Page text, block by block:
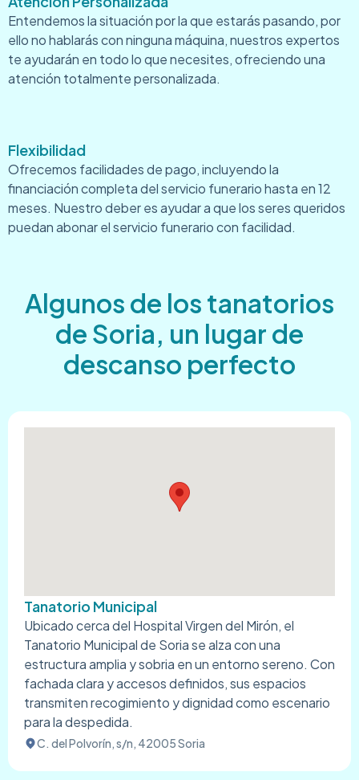
Entendemos la situación por la que estarás pasando, por
ello no hablarás con ninguna máquina, nuestros expertos
te ayudarán en todo lo que necesites, ofreciendo una
atención totalmente personalizada.
Flexibilidad
Ofrecemos facilidades de pago, incluyendo la
financiación completa del servicio funerario hasta en 12
meses. Nuestro deber es ayudar a que los seres queridos
puedan abonar el servicio funerario con facilidad.
Algunos de los tanatorios
de Soria, un lugar de
descanso perfecto
Tanatorio Municipal
Ubicado cerca del Hospital Virgen del Mirón, el
Tanatorio Municipal de Soria se alza con una
estructura amplia y sobria en un entorno sereno. Con
fachada clara y accesos definidos, sus espacios
transmiten recogimiento y dignidad como escenario
para la despedida.
C. del Polvorín, s/n, 42005 Soria